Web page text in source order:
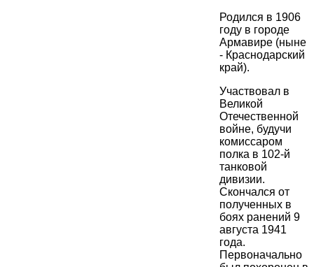
Родился в 1906
году в городе
Армавире (ныне
- Краснодарский
край).
Участвовал в
Великой
Отечественной
войне, будучи
комиссаром
полка в 102-й
танковой
дивизии.
Скончался от
полученных в
боях ранений 9
августа 1941
года.
Первоначально